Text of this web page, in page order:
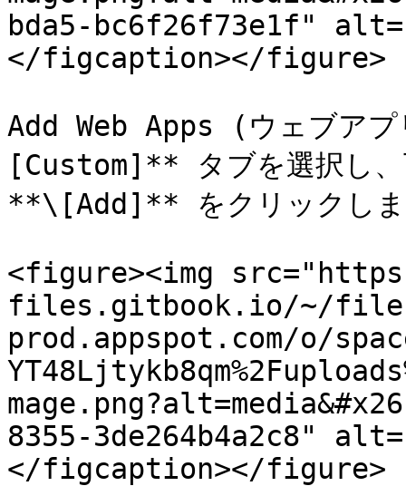
bda5-bc6f26f73e1f"
</figcaption></figure>
Add Web Apps (ウェブア
[Custom]** タブを選択し、
**\[Add]** をクリックしま
<figure><img
files.gitbook.io/~/
prod.appspot.com/o/
8355-3de264b4a2c8"
</figcaption></figure>